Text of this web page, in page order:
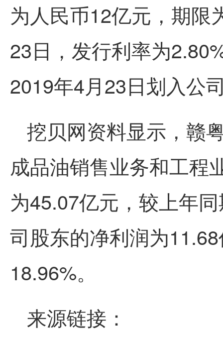
为人民币12亿元，期限
23日，发行利率为
2019年4月23日划入公
挖贝网资料显示，赣
成品油销售业务和工程
为45.07亿元，较上年
司股东的净利润为
18.96%。
来源链接：